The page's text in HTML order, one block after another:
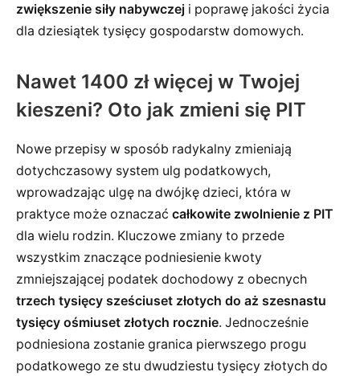
zwiększenie siły nabywczej i poprawę jakości życia
dla dziesiątek tysięcy gospodarstw domowych.
Nawet 1400 zł więcej w Twojej
kieszeni? Oto jak zmieni się PIT
Nowe przepisy w sposób radykalny zmieniają
dotychczasowy system ulg podatkowych,
wprowadzając ulgę na dwójkę dzieci, która w
praktyce może oznaczać całkowite zwolnienie z PIT
dla wielu rodzin. Kluczowe zmiany to przede
wszystkim znaczące podniesienie kwoty
zmniejszającej podatek dochodowy z obecnych
trzech tysięcy sześciuset złotych do aż szesnastu
tysięcy ośmiuset złotych rocznie. Jednocześnie
podniesiona zostanie granica pierwszego progu
podatkowego ze stu dwudziestu tysięcy złotych do